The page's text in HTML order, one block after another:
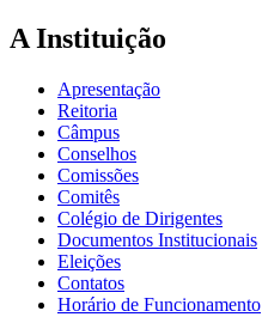
A Instituição
Apresentação
Reitoria
Câmpus
Conselhos
Comissões
Comitês
Colégio de Dirigentes
Documentos Institucionais
Eleições
Contatos
Horário de Funcionamento